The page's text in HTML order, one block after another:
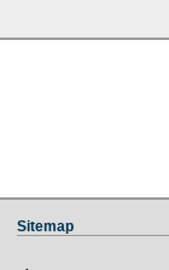
Sitemap